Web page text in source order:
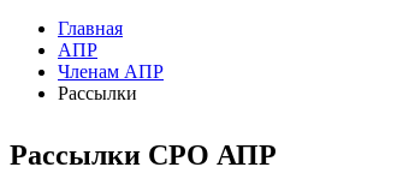
Главная
АПР
Членам АПР
Рассылки
Рассылки СРО АПР